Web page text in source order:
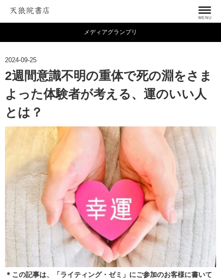
メディアグランプリ
2024-09-25
2週間意識不明の重体で死の淵をさま
よった体験者が考える、運のいい人
とは？
＊この記事は、「ライティング・ゼミ」にご参加のお客様に書いて